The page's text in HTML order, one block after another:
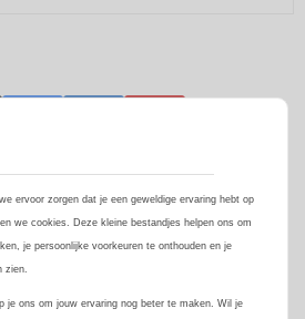
ervoor zorgen dat je een geweldige ervaring hebt op
we cookies. Deze kleine bestandjes helpen ons om
je persoonlijke voorkeuren te onthouden en je
zien.
je ons om jouw ervaring nog beter te maken. Wil je